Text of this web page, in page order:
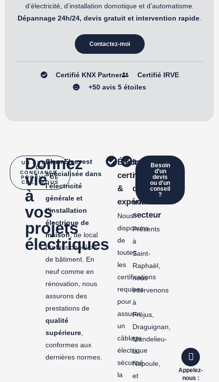
d’électricité, d’installation domotique et d’automatisme.
Dépannage 24h/24, devis gratuit et intervention rapide
Contactez-moi
Certifié KNX Partner
Certifié IRVE
+50 avis 5 étoiles
UN EXPERT
DE
CONFIANCE,
PROCHE DE
CHEZ VOUS
Donnez
vie
à
vos
projets
électriques
Clem Elec, est
spécialisée dans
l’électricité
générale et
l’installation
électrique de
maison, de local
professionnel ou
de bâtiment. En
neuf comme en
rénovation, nous
assurons des
prestations de
qualité
supérieure
conformes aux
dernières normes.
Électricien
certifié
&
expérimenté
Nous
disposons
de
toutes
les
certifications
requises
pour
assurer
un
câblage
électrique
sécurisé,
la
Intervention
rapide
dans
votre
secteur
Présents
à
Saint-
Raphaël,
nous
intervenons
à
Fréjus,
Draguignan,
Mandelieu-
la-
Napoule,
et
Besoin
d’un
devis
ou d’un
conseil
?
Appelez-
nous :